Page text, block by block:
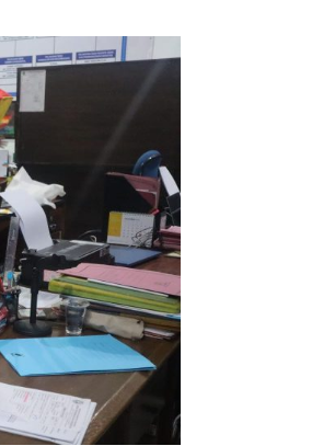
Kemerdekaan dan Maknanya
Di Akademia, Ragam | 6 Agustus 2026